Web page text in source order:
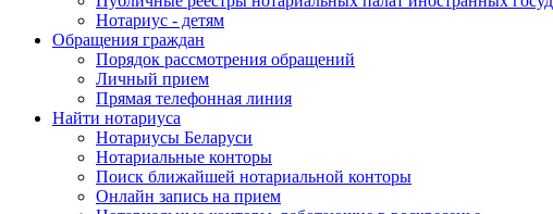
Нотариус - детям
Обращения граждан
Порядок рассмотрения обращений
Личный прием
Прямая телефонная линия
Найти нотариуса
Нотариусы Беларуси
Нотариальные конторы
Поиск ближайшей нотариальной конторы
Онлайн запись на прием